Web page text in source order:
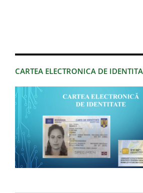
CARTEA ELECTRONICA DE